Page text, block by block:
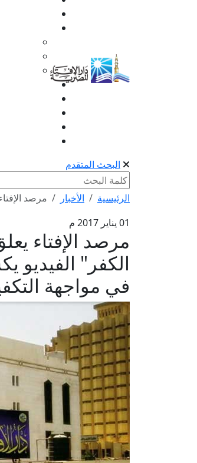
البحث المتقدم
الرئيسية الأخبار
مرصد
01 يناير 2017 م
مرصد الإفتاء
الكفر" الفيديو
في مواجهة